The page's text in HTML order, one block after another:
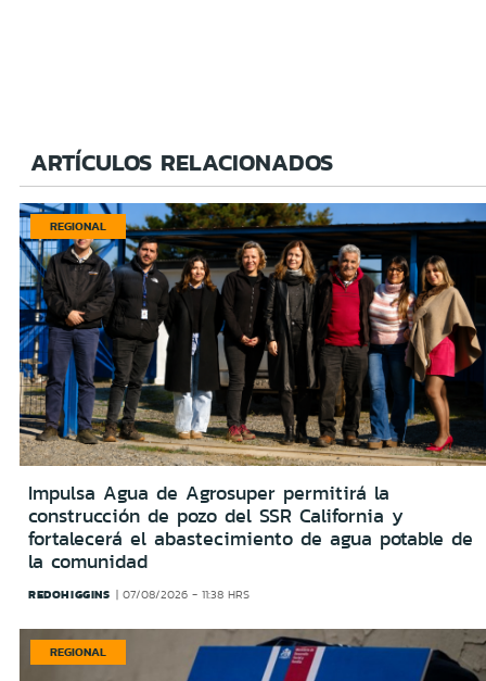
ARTÍCULOS RELACIONADOS
REGIONAL
Impulsa Agua de Agrosuper permitirá la
construcción de pozo del SSR California y
fortalecerá el abastecimiento de agua potable de
la comunidad
REDOHIGGINS 07/08/2026 - 11:38 HRS
REGIONAL